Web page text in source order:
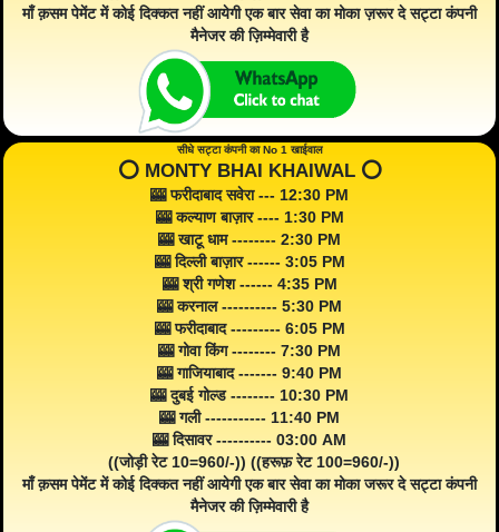
माँ क़सम पेमेंट में कोई दिक्कत नहीं आयेगी एक बार सेवा का मोका ज़रूर दे सट्टा कंपनी
मैनेजर की ज़िम्मेवारी है
सीधे सट्टा कंपनी का No 1 खाईवाल
⭕️ MONTY BHAI KHAIWAL ⭕️
🎰 फरीदाबाद सवेरा --- 12:30 PM
🎰 कल्याण बाज़ार ---- 1:30 PM
🎰 खाटू धाम -------- 2:30 PM
🎰 दिल्ली बाज़ार ------ 3:05 PM
🎰 श्री गणेश ------ 4:35 PM
🎰 करनाल ---------- 5:30 PM
🎰 फरीदाबाद --------- 6:05 PM
🎰 गोवा किंग -------- 7:30 PM
🎰 गाजियाबाद ------- 9:40 PM
🎰 दुबई गोल्ड -------- 10:30 PM
🎰 गली ----------- 11:40 PM
🎰 दिसावर ---------- 03:00 AM
((जोड़ी रेट 10=960/-)) ((हरूफ़ रेट 100=960/-))
माँ क़सम पेमेंट में कोई दिक्कत नहीं आयेगी एक बार सेवा का मोका जरूर दे सट्टा कंपनी
मैनेजर की ज़िम्मेवारी है